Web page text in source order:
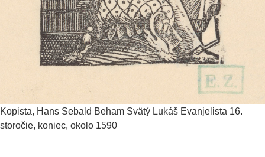
Kopista, Hans Sebald Beham Svätý Lukáš Evanjelista 16.
storočie, koniec, okolo 1590